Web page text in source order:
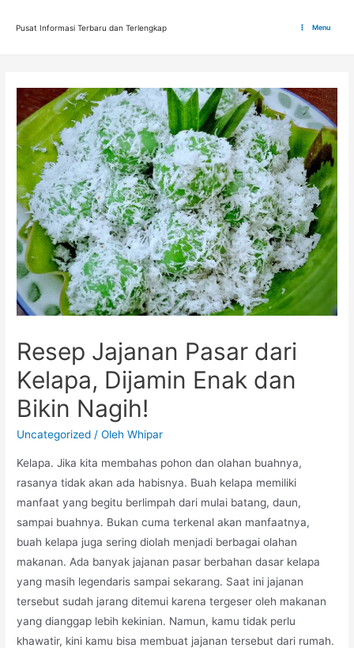
Pusat Informasi Terbaru dan Terlengkap Menu
Resep Jajanan Pasar dari
Kelapa, Dijamin Enak dan
Bikin Nagih!
Uncategorized / OlehWhipar
Kelapa. Jika kita membahas pohon dan olahan buahnya,
rasanya tidak akan ada habisnya. Buah kelapa memiliki
manfaat yang begitu berlimpah dari mulai batang, daun,
sampai buahnya. Bukan cuma terkenal akan manfaatnya,
buah kelapa juga sering diolah menjadi berbagai olahan
makanan. Ada banyak jajanan pasar berbahan dasar kelapa
yang masih legendaris sampai sekarang. Saat ini jajanan
tersebut sudah jarang ditemui karena tergeser oleh makanan
yang dianggap lebih kekinian. Namun, kamu tidak perlu
khawatir, kini kamu bisa membuat jajanan tersebut dari rumah.